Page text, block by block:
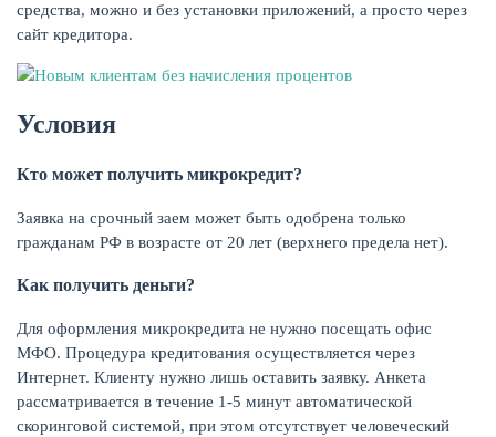
НАКОПЛЕНИЯ
РЕЙТИНГ БАНКОВ
средства, можно и без установки приложений, а просто через
сайт кредитора.
Условия
Кто может получить микрокредит?
Заявка на срочный заем может быть одобрена только
гражданам РФ в возрасте от 20 лет (верхнего предела нет).
Как получить деньги?
Для оформления микрокредита не нужно посещать офис
МФО. Процедура кредитования осуществляется через
Интернет. Клиенту нужно лишь оставить заявку. Анкета
рассматривается в течение 1-5 минут автоматической
скоринговой системой, при этом отсутствует человеческий